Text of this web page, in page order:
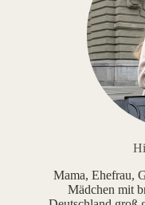
Mama, Ehefrau,
Mädchen mit